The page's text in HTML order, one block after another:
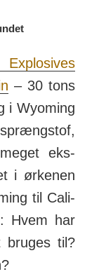
– 30 tons
i Wyoming
eks­
i ørkenen
til Cali­
Hvem har
bruges til?